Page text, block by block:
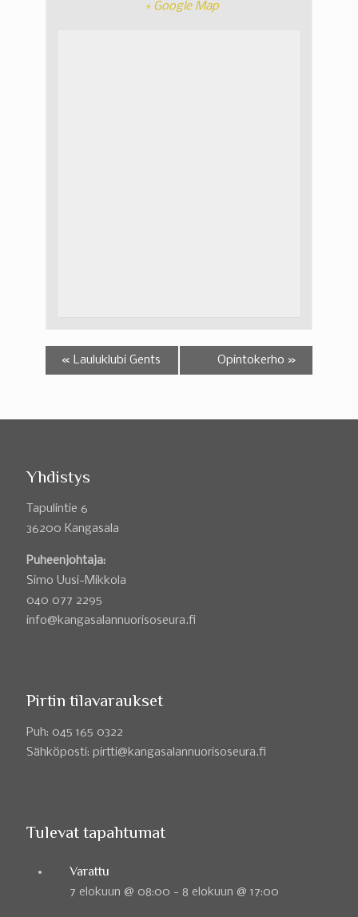
+ Google Map
« Lauluklubi Gents Opintokerho »
Yhdistys
Tapulintie 6
36200 Kangasala
Puheenjohtaja:
Simo Uusi-Mikkola
040 077 2295
info@kangasalannuorisoseura.fi
Pirtin tilavaraukset
Puh: 045 165 0322
Sähköposti: pirtti@kangasalannuorisoseura.fi
Tulevat tapahtumat
Varattu
7 elokuun @ 08:00 - 8 elokuun @ 17:00